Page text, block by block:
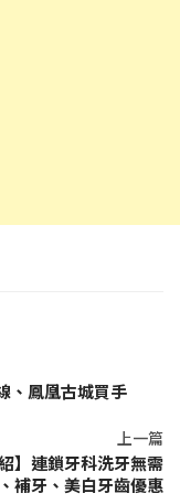
、鳳凰古城買手
上一篇
】連鎖牙科洗牙無需
補牙、美白牙齒優惠